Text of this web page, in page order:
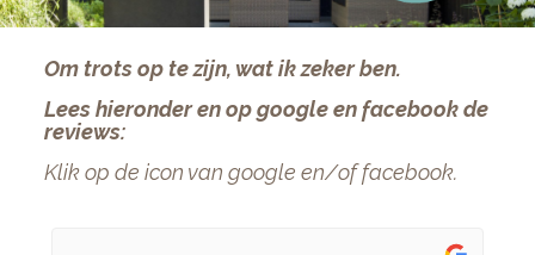
Om trots op te zijn, wat ik zeker ben.
Lees hieronder en op google en facebook de
reviews:
Klik op de icon van google en/of facebook.